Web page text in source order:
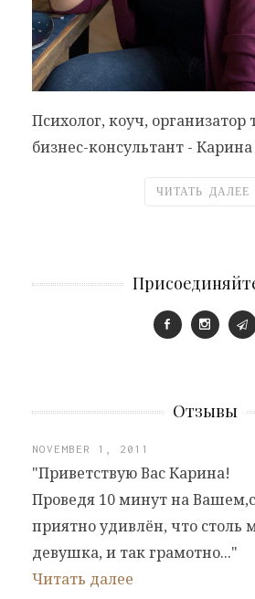
Психолог, коуч, организатор
бизнес-консультант -
ЧИТАТЬ ДАЛЕЕ
Отзывы
NOVEMBER 1, 2011
"Приветствую Вас Карина!
Проведя 10 минут на
приятно удивлён, что столь
девушка, и так грамотно..."
Читать далее